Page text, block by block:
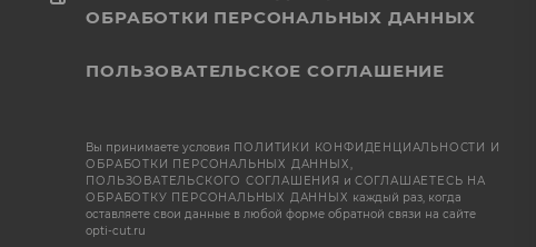
ОБРАБОТКИ ПЕРСОНАЛЬНЫХ ДАННЫХ
ПОЛЬЗОВАТЕЛЬСКОЕ СОГЛАШЕНИЕ
Вы принимаете условия ПОЛИТИКИ КОНФИДЕНЦИАЛЬНОСТИ И
ОБРАБОТКИ ПЕРСОНАЛЬНЫХ ДАННЫХ,
ПОЛЬЗОВАТЕЛЬСКОГО СОГЛАШЕНИЯ и СОГЛАШАЕТЕСЬ НА
ОБРАБОТКУ ПЕРСОНАЛЬНЫХ ДАННЫХ каждый раз, когда
оставляете свои данные в любой форме обратной связи на сайте
opti-cut.ru